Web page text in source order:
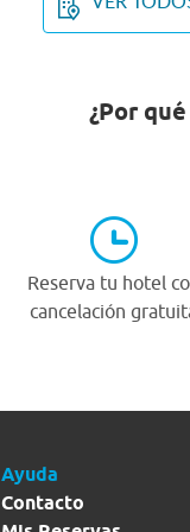
¿Por
Reserva tu hotel
cancelación
Ayuda
Contacto